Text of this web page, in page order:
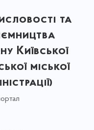
та
Київської
міської